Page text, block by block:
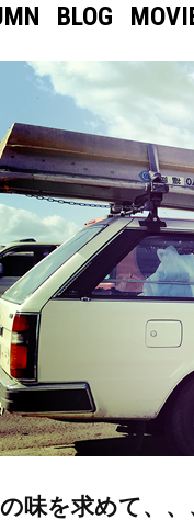
BLOG
味を求めて、